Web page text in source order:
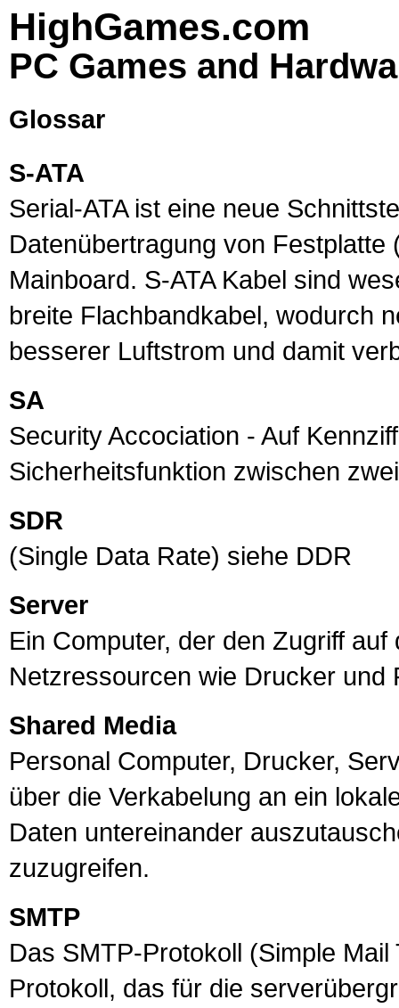
HighGames.com
PC Games and
Glossar
S-ATA
Serial-ATA ist eine neue
Datenübertragung von Festplatte
Mainboard. S-ATAKabel sind
breite Flachbandkabel, wodurch
besserer Luftstrom und damit
SA
Security Accociation - Auf
Sicherheitsfunktion zwischen
SDR
(Single Data Rate) siehe DDR
Server
Ein Computer, der den Zugriff
Netzressourcen wie Drucker und
Shared Media
Personal Computer, Drucker,
über die Verkabelung an ein
Daten untereinander
zuzugreifen.
SMTP
Das SMTP-Protokoll (Simple
Protokoll, das für die